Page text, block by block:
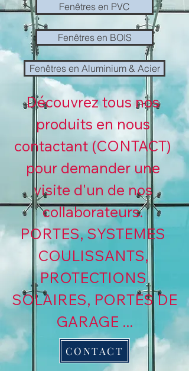
Fenêtres en PVC
Fenêtres en BOIS
Fenêtres en Aluminium & Acier
Découvrez tous nos
produits en nous
contactant (CONTACT)
pour demander une
visite d'un de nos
collaborateurs.
PORTES, SYSTEMES
COULISSANTS,
PROTECTIONS
SOLAIRES, PORTES DE
GARAGE ...
CONTACT